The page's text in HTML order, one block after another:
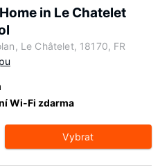
in Le Chatelet
Le Châtelet, 18170, FR
Wi-Fi zdarma
Vybrat